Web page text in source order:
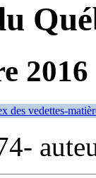
2016
des vedettes-